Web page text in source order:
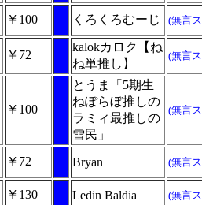
￥100 くろくろむーじ (無言
￥72
kalokカロク【ね
ね単推し】
(無言
￥100
とうま「5期生
ねぽらぼ推しの
ラミィ最推しの
雪民」
(無言
￥72 Bryan (無言
￥130 Ledin Baldia (無言